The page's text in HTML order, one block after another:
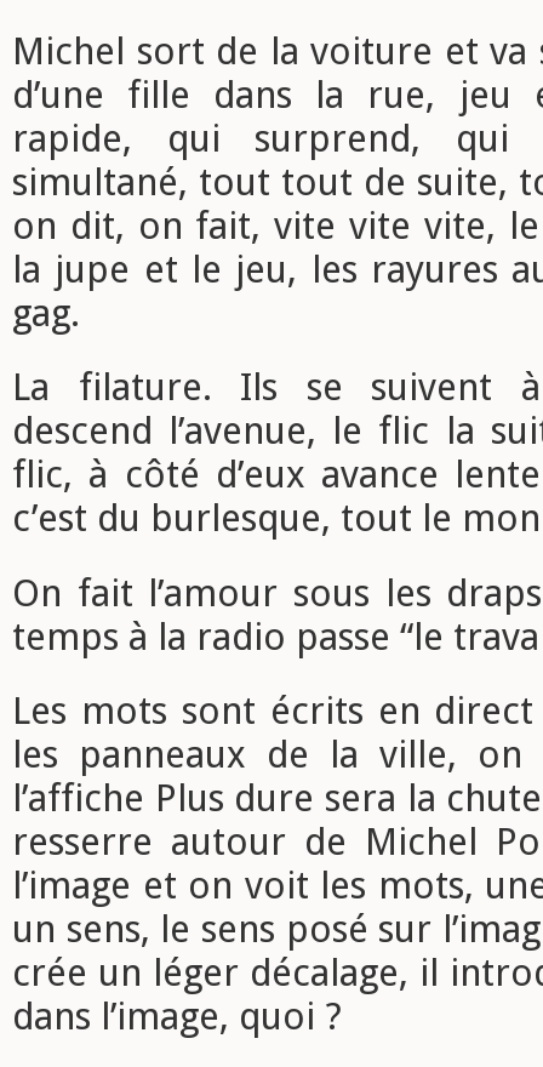
Michel sort de la voiture et va
d’une fille dans la rue, jeu
rapide, qui surprend,
simultané, tout tout de suite,
on dit, on fait, vite vite vite,
la jupe et le jeu, les rayures
gag.
La filature. Ils se suivent
descend l’avenue, le flic la
flic, à côté d’eux avance
c’est du burlesque, tout le
On fait l’amour sous les
temps à la radio passe “le
Les mots sont écrits en
les panneaux de la ville,
l’affiche Plus dure sera la
resserre autour de Michel
l’image et on voit les mots,
un sens, le sens posé sur
crée un léger décalage, il
dans l’image, quoi ?